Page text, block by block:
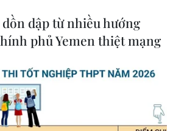
đến công tác mở rộng
chế độcho cán bộ công nhân
của Vietsovpetro./.
dập từ nhiều hướng
phủ Yemen thiệt mạng